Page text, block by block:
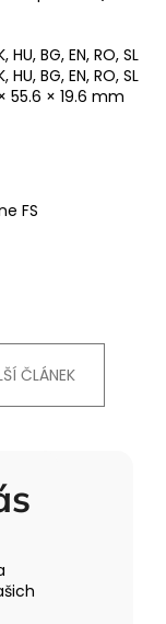
BG, EN, RO, SL
BG, EN, RO, SL
55.6 × 19.6 mm
FS
ČLÁNEK